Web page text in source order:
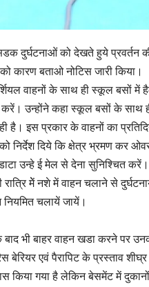
दुर्घटनाओं को देखते हुये प्रवर्तन
कारण बताओ नोटिस जारी किया।
वाहनों के साथ ही स्कूल बसों में
उन्होंने कहा स्कूल बसों के साथ ही
है। इस प्रकार के वाहनों का
निर्देश दिये कि क्षेत्र भ्रमण कर
उन्हे ई मेल से देना सुनिश्चित
मेें नशे में वाहन चलाने से
नियमित चलायें जायें।
बाद भी बाहर वाहन खडा करने पर
बेरियर एवं पैरापिट के प्रस्ताव
किया गया है लेकिन बेसमेंट में